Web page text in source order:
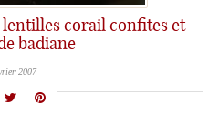
lentilles corail confites et
badiane
2007